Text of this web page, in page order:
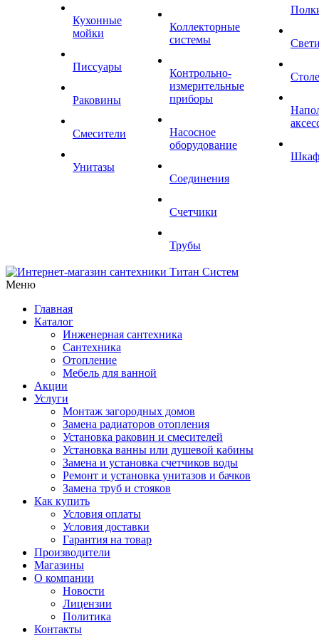
Кухонные
мойки
Писсуары
Раковины
Смесители
Унитазы
Коллекторные
системы
Контрольно-
измерительные
приборы
Насосное
оборудование
Соединения
Счетчики
Трубы
Меню
Главная
Каталог
Инженерная сантехника
Сантехника
Отопление
Мебель для ванной
Акции
Услуги
Монтаж загородных домов
Замена радиаторов отопления
Установка раковин и смесителей
Установка ванны или душевой кабины
Замена и установка счетчиков воды
Ремонт и установка унитазов и бачков
Замена труб и стояков
Как купить
Условия оплаты
Условия доставки
Гарантия на товар
Производители
Магазины
О компании
Новости
Лицензии
Политика
Контакты